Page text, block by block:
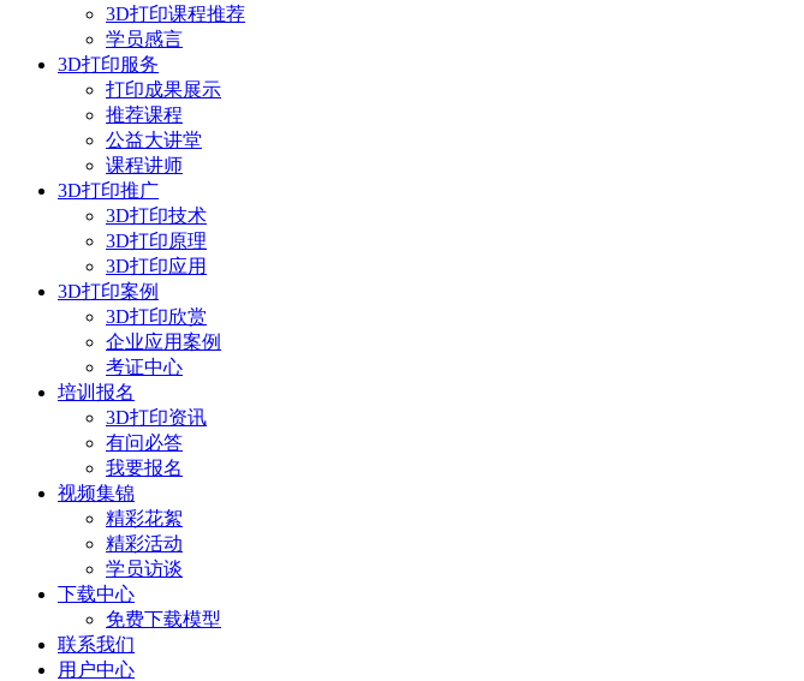
3D打印课程推荐
学员感言
3D打印服务
打印成果展示
推荐课程
公益大讲堂
课程讲师
3D打印推广
3D打印技术
3D打印原理
3D打印应用
3D打印案例
3D打印欣赏
企业应用案例
考证中心
培训报名
3D打印资讯
有问必答
我要报名
视频集锦
精彩花絮
精彩活动
学员访谈
下载中心
免费下载模型
联系我们
用户中心